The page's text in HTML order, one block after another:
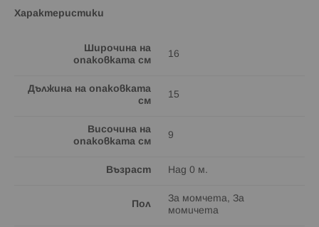
Характеристики
Широчина на
опаковката см
16
Дължина на опаковката
см
15
Височина на
опаковката см
9
Възраст Над 0 м.
Пол
За момчета, За
момичета